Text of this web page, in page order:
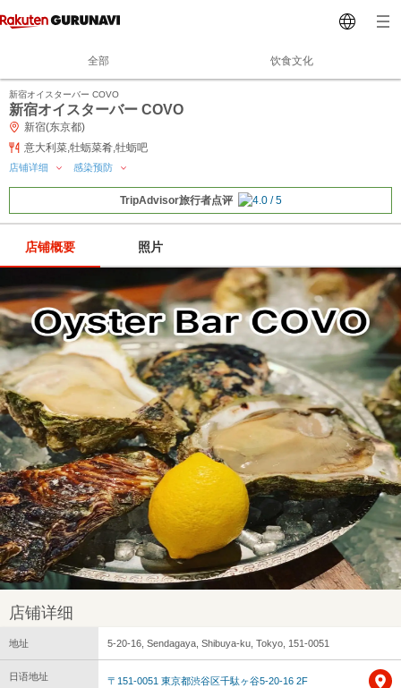
全部 饮食文化
新宿オイスターバー COVO
新宿オイスターバー COVO
新宿(东京都)
意大利菜,牡蛎菜肴,牡蛎吧
店铺详细 感染预防
TripAdvisor旅行者点评
店铺概要 照片
店铺详细
地址 5-20-16, Sendagaya, Shibuya-ku, Tokyo, 151-0051
日语地址 〒151-0051 東京都渋谷区千駄ヶ谷5-20-16 2F